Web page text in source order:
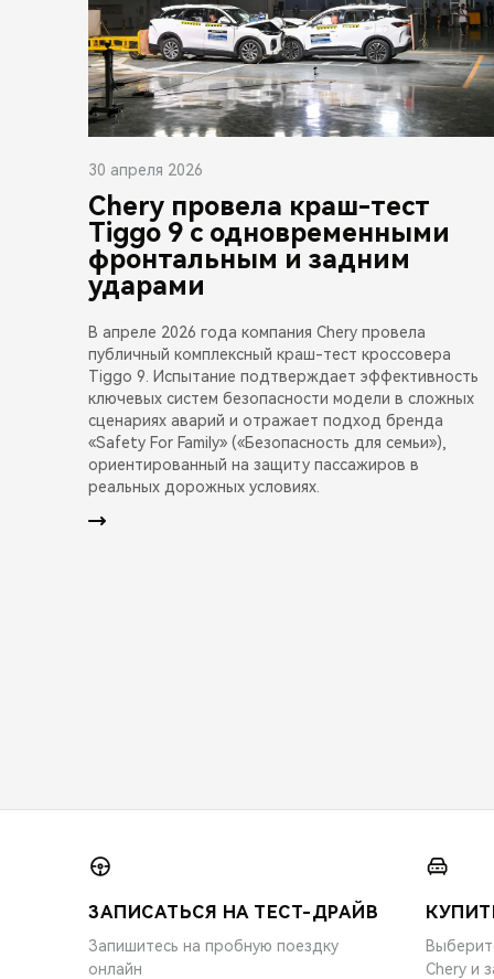
30 апреля 2026
Chery провела краш-тест
Tiggo 9 с одновременными
фронтальным и задним
ударами
В апреле 2026 года компания Chery провела
публичный комплексный краш-тест кроссовера
Tiggo 9. Испытание подтверждает эффективность
ключевых систем безопасности модели в сложных
сценариях аварий и отражает подход бренда
«Safety For Family» («Безопасность для семьи»),
ориентированный на защиту пассажиров в
реальных дорожных условиях.
ЗАПИСАТЬСЯ НА ТЕСТ-ДРАЙВ
Запишитесь на пробную поездку
онлайн
Chery и